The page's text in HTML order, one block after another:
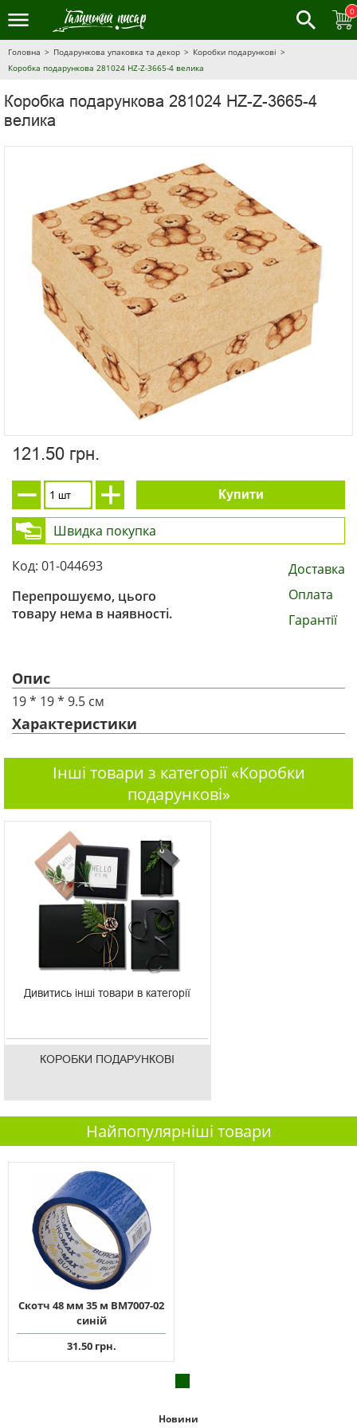
0
Головна Подарункова упаковка та декор
Коробки подарункові
Коробка подарункова 281024 HZ-Z-3665-4 велика
Коробка подарункова 281024 HZ-Z-3665-4
велика
121.50 грн.
Купити
Швидка покупка
Код: 01-044693
Перепрошуємо, цього
товару нема в наявності.
Доставка
Оплата
Гарантії
Опис
19 * 19 * 9.5 см
Характеристики
Інші товари з категорії «Коробки
подарункові»
Дивитись інші товари в категорії
КОРОБКИ ПОДАРУНКОВІ
Найпопулярніші товари
Скотч 48 мм 35 м ВМ7007-02
синій
31.50 грн.
Новини